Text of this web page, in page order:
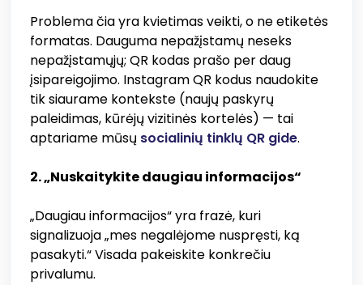
Problema čia yra kvietimas veikti, o ne etiketės
formatas. Dauguma nepažįstamų neseks
nepažįstamųjų; QR kodas prašo per daug
įsipareigojimo. Instagram QR kodus naudokite
tik siaurame kontekste (naujų paskyrų
paleidimas, kūrėjų vizitinės kortelės) — tai
aptariame mūsų socialinių tinklų QR gide.
2. „Nuskaitykite daugiau informacijos“
„Daugiau informacijos“ yra frazė, kuri
signalizuoja „mes negalėjome nuspręsti, ką
pasakyti.“ Visada pakeiskite konkrečiu
privalumu.